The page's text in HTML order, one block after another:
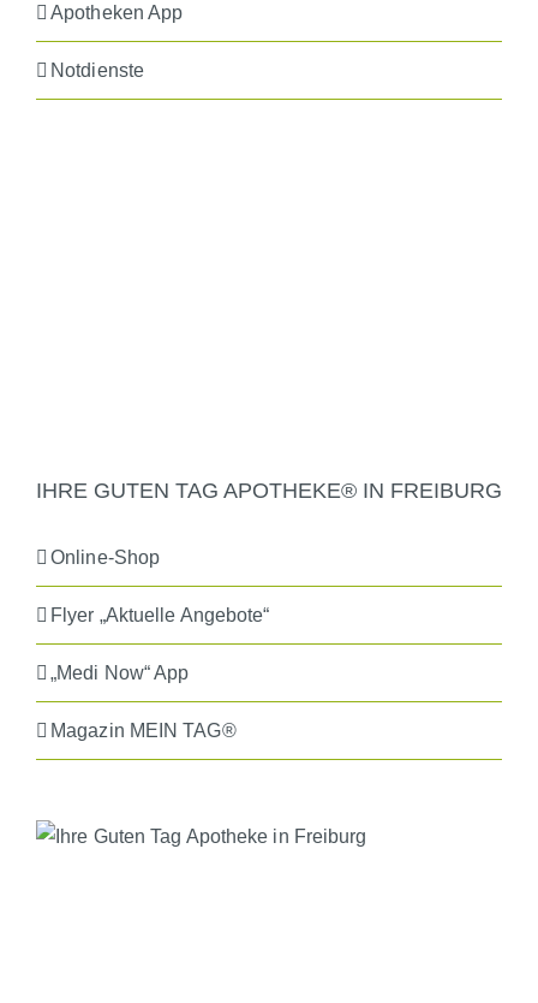
Apotheken App
Notdienste
IHRE GUTEN TAG APOTHEKE® IN FREIBURG
Online-Shop
Flyer „Aktuelle Angebote“
„Medi Now“ App
Magazin MEIN TAG®